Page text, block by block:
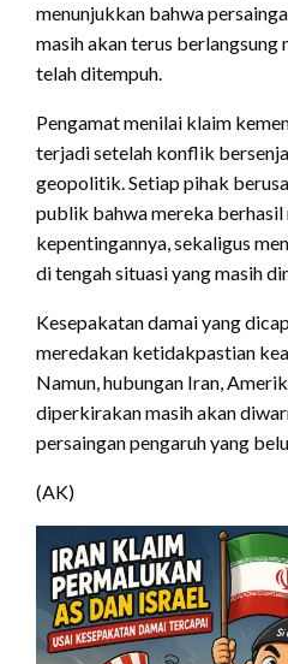
menunjukkan bahwa
masih akan terus
telah ditempuh.
Pengamat menilai klaim
terjadi setelah konflik
geopolitik. Setiap pihak
publik bahwa mereka
kepentingannya, sekaligus
di tengah situasi yang masih
Kesepakatan damai yang
meredakan ketidakpastian
Namun, hubungan Iran,
diperkirakan masih akan
persaingan pengaruh yang
(AK)